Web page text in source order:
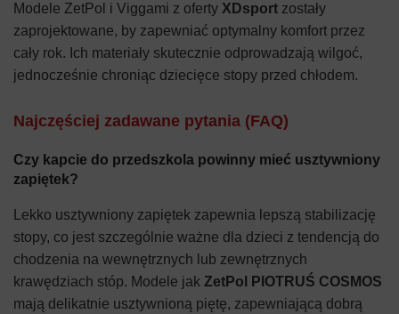
Modele ZetPol i Viggami z oferty XDsport zostały
zaprojektowane, by zapewniać optymalny komfort przez
cały rok. Ich materiały skutecznie odprowadzają wilgoć,
jednocześnie chroniąc dziecięce stopy przed chłodem.
Najczęściej zadawane pytania (FAQ)
Czy kapcie do przedszkola powinny mieć usztywniony
zapiętek?
Lekko usztywniony zapiętek zapewnia lepszą stabilizację
stopy, co jest szczególnie ważne dla dzieci z tendencją do
chodzenia na wewnętrznych lub zewnętrznych
krawędziach stóp. Modele jak ZetPol PIOTRUŚ COSMOS
mają delikatnie usztywnioną piętę, zapewniającą dobrą